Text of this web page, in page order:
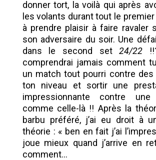
donner tort, la voilà qui après
les volants durant tout le
à prendre plaisir à faire ravaler
son adversaire du soir. Une
dans le second set24/22
comprendrai jamais comment
un match tout pourri contre des
ton niveau et sortir une
impressionnante contre une
comme celle-là !! Après la
barbu préféré, j’ai eu droit à
théorie : « ben en fait j’ai
joue mieux quand j’arrive en
comment…